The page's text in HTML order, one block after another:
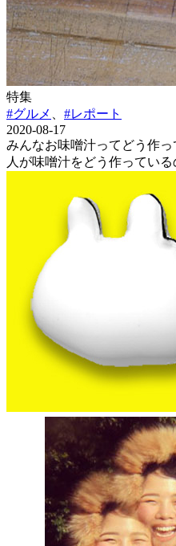
特集
#グルメ
#レポート
2020-08-17
みんなお味噌汁ってどう作っ
人が味噌汁をどう作ってい